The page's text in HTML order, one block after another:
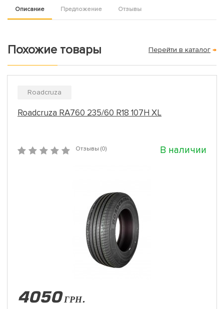
Описание Предложение Отзывы
Похожие товары Перейти в каталог →
Roadcruza
Roadcruza RA760 235/60 R18 107H XL
Отзывы (0) В наличии
4050 ГРН.